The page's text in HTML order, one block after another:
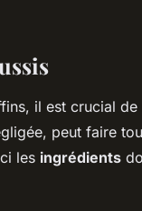
il est crucial de
peut faire
les ingrédients